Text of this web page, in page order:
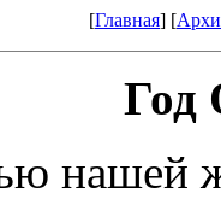
[Главная] [
Год
нашей